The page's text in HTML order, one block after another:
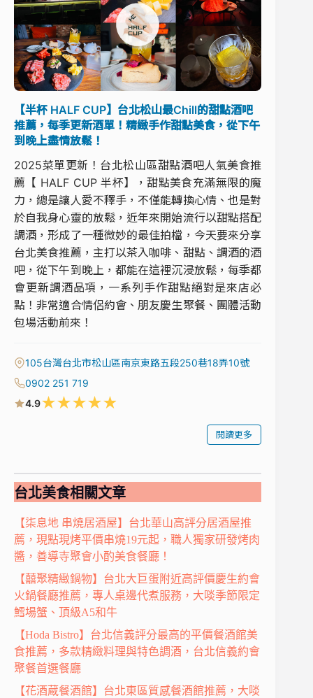
【半杯 HALF CUP】台北松山最Chill的甜點酒吧
推薦，每季更新酒單！精緻手作甜點美食，從下午
到晚上盡情放鬆！
2025菜單更新！台北松山區甜點酒吧人氣美食推
薦【 HALF CUP 半杯】，甜點美食充滿無限的魔
力，總是讓人愛不釋手，不僅能轉換心情、也是對
於自我身心靈的放鬆，近年來開始流行以甜點搭配
調酒，形成了一種微妙的最佳拍檔，今天要來分享
台北美食推薦，主打以茶入咖啡、甜點、調酒的酒
吧，從下午到晚上，都能在這裡沉浸放鬆，每季都
會更新調酒品項，一系列手作甜點絕對是來店必
點！非常適合情侶約會、朋友慶生聚餐、團體活動
包場活動前來！
105台灣台北市松山區南京東路五段250巷18弄10號
0902 251 719
4.9★★★★★
閱讀更多
台北美食相關文章
【柒息地 串燒居酒屋】台北華山高評分居酒屋推
薦，現點現烤平價串燒19元起，職人獨家研發烤肉
醬，善導寺聚會小酌美食餐廳！
【囍聚精緻鍋物】台北大巨蛋附近高評價慶生約會
火鍋餐廳推薦，專人桌邊代煮服務，大啖季節限定
鱈場蟹、頂級A5和牛
【Hoda Bistro】台北信義評分最高的平價餐酒館美
食推薦，多款精緻料理與特色調酒，台北信義約會
聚餐首選餐廳
【花酒蔵餐酒館】台北東區質感餐酒館推薦，大啖